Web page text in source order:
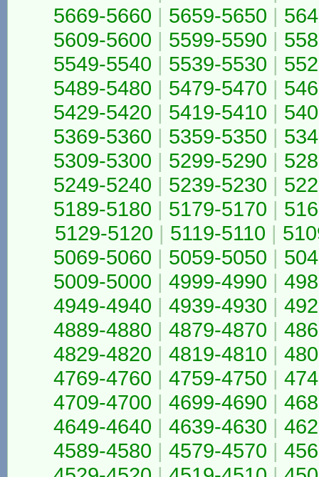
5669-5660 | 5659-5650 |
5609-5600 | 5599-5590 |
5549-5540 | 5539-5530 |
5489-5480 | 5479-5470 |
5429-5420 | 5419-5410 |
5369-5360 | 5359-5350 |
5309-5300 | 5299-5290 |
5249-5240 | 5239-5230 |
5189-5180 | 5179-5170 |
5129-5120 | 5119-5110 |
5069-5060 | 5059-5050 |
5009-5000 | 4999-4990 |
4949-4940 | 4939-4930 |
4889-4880 | 4879-4870 |
4829-4820 | 4819-4810 |
4769-4760 | 4759-4750 |
4709-4700 | 4699-4690 |
4649-4640 | 4639-4630 |
4589-4580 | 4579-4570 |